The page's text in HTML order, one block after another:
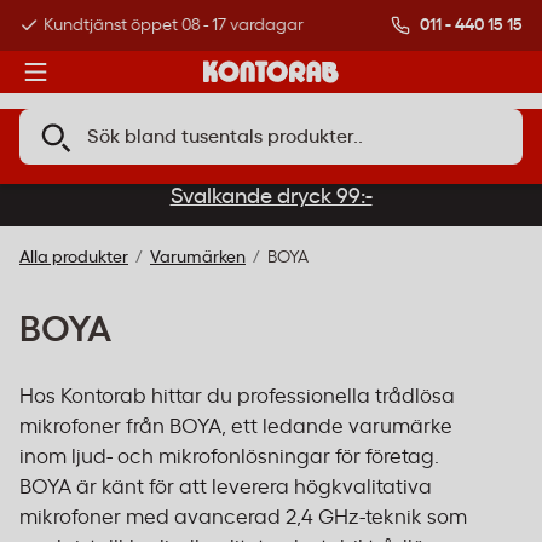
Kundtjänst öppet 08 - 17 vardagar Över 500 000
011 - 440 15 15
Svalkande dryck 99:-
Alla produkter Varumärken BOYA
BOYA
Hos Kontorab hittar du professionella trådlösa
mikrofoner från BOYA, ett ledande varumärke
inom ljud- och mikrofonlösningar för företag.
BOYA är känt för att leverera högkvalitativa
mikrofoner med avancerad 2,4 GHz-teknik som